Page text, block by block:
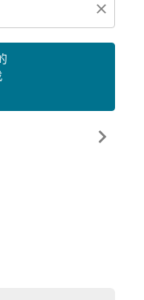
close
chevron_right